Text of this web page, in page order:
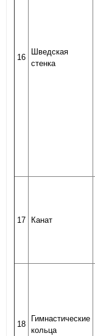
16
Шведская
стенка
17 Канат
18
Гимнастические
кольца